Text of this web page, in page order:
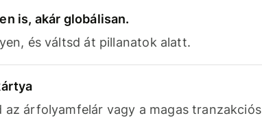
is, akár globálisan.
és váltsd át pillanatok alatt.
az árfolyamfelár vagy a magas tranzakciós